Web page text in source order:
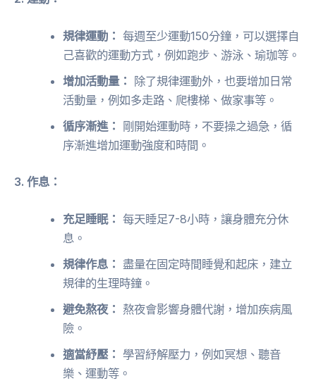
規律運動： 每週至少運動150分鐘，可以選擇自
己喜歡的運動方式，例如跑步、游泳、瑜珈等。
增加活動量： 除了規律運動外，也要增加日常
活動量，例如多走路、爬樓梯、做家事等。
循序漸進： 剛開始運動時，不要操之過急，循
序漸進增加運動強度和時間。
3. 作息：
充足睡眠： 每天睡足7-8小時，讓身體充分休
息。
規律作息： 盡量在固定時間睡覺和起床，建立
規律的生理時鐘。
避免熬夜： 熬夜會影響身體代謝，增加疾病風
險。
適當紓壓： 學習紓解壓力，例如冥想、聽音
樂、運動等。